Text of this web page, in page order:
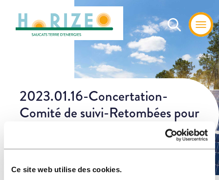
Ce site web utilise des cookies.
2023.01.16-Concertation-
Comité de suivi-Retombées pour